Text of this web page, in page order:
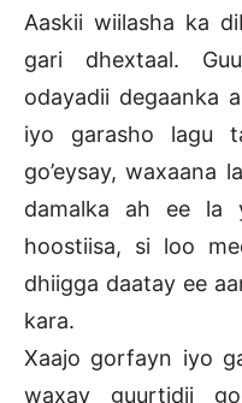
Aaskii wiilasha ka
gari dhextaal.
odayadii degaanka
iyo garasho lagu
go’eysay, waxaana
damalka ah ee la
hoostiisa, si loo
dhiigga daatay ee
kara.
Xaajo gorfayn iyo
waxay guurtidii